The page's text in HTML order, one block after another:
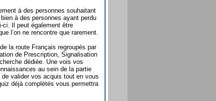
à des personnes souhaitant
à des personnes ayant perdu
ci. Il peut également être
l’on ne rencontre que rarement.
la route Français regroupés par
de Prescription, Signalisation
dédiée. Une vois vos
au sein de la partie
valider vos acquis tout en vous
déjà complétés vous permettra